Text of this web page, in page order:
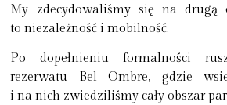
My zdecydowaliśmy się na drugą
to niezależność i mobilność.
Po dopełnieniu formalności
rezerwatu Bel Ombre, gdzie
i na nich zwiedziliśmy cały obszar